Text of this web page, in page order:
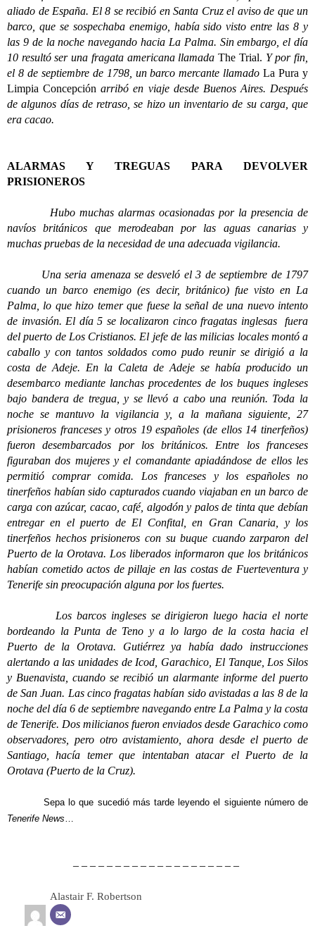
aliado de España. El 8 se recibió en Santa Cruz el aviso de que un
barco, que se sospechaba enemigo, había sido visto entre las 8 y
las 9 de la noche navegando hacia La Palma. Sin embargo, el día
10 resultó ser una fragata americana llamadaThe Trial. Y por fin,
el 8 de septiembre de 1798, un barco mercante llamadoLa Pura y
Limpia Concepción arribó en viaje desde Buenos Aires. Después
de algunos días de retraso, se hizo un inventario de su carga, que
era cacao.
ALARMAS Y TREGUAS PARA DEVOLVER
PRISIONEROS
Hubo muchas alarmas ocasionadas por la presencia de
navíos británicos que merodeaban por las aguas canarias y
muchas pruebas de la necesidad de una adecuada vigilancia.
Una seria amenaza se desveló el 3 de septiembre de 1797
cuando un barco enemigo (es decir, británico) fue visto en La
Palma, lo que hizo temer que fuese la señal de una nuevo intento
de invasión. El día 5 se localizaron cinco fragatas inglesas fuera
del puerto de Los Cristianos. El jefe de las milicias locales montó a
caballo y con tantos soldados como pudo reunir se dirigió a la
costa de Adeje. En la Caleta de Adeje se había producido un
desembarco mediante lanchas procedentes de los buques ingleses
bajo bandera de tregua, y se llevó a cabo una reunión. Toda la
noche se mantuvo la vigilancia y, a la mañana siguiente, 27
prisioneros franceses y otros 19 españoles (de ellos 14 tinerfeños)
fueron desembarcados por los británicos. Entre los franceses
figuraban dos mujeres y el comandante apiadándose de ellos les
permitió comprar comida. Los franceses y los españoles no
tinerfeños habían sido capturados cuando viajaban en un barco de
carga con azúcar, cacao, café, algodón y palos de tinta que debían
entregar en el puerto de El Confital, en Gran Canaria, y los
tinerfeños hechos prisioneros con su buque cuando zarparon del
Puerto de la Orotava. Los liberados informaron que los británicos
habían cometido actos de pillaje en las costas de Fuerteventura y
Tenerife sin preocupación alguna por los fuertes.
Los barcos ingleses se dirigieron luego hacia el norte
bordeando la Punta de Teno y a lo largo de la costa hacia el
Puerto de la Orotava. Gutiérrez ya había dado instrucciones
alertando a las unidades de Icod, Garachico, El Tanque, Los Silos
y Buenavista, cuando se recibió un alarmante informe del puerto
de San Juan. Las cinco fragatas habían sido avistadas a las 8 de la
noche del día 6 de septiembre navegando entre La Palma y la costa
de Tenerife. Dos milicianos fueron enviados desde Garachico como
observadores, pero otro avistamiento, ahora desde el puerto de
Santiago, hacía temer que intentaban atacar el Puerto de la
Orotava (Puerto de la Cruz).
Sepa lo que sucedió más tarde leyendo el siguiente número de
Tenerife News
– – – – – – – – – – – – – – – – – – – –
Alastair F. Robertson